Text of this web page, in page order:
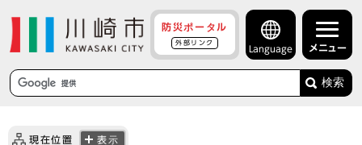
防災ポータル
外部リンク
Language メニュー
検索
現在位置 表示